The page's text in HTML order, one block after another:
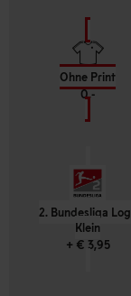
Ohne Print
0,-
2. Bundesliga
Klein
+ € 3,95